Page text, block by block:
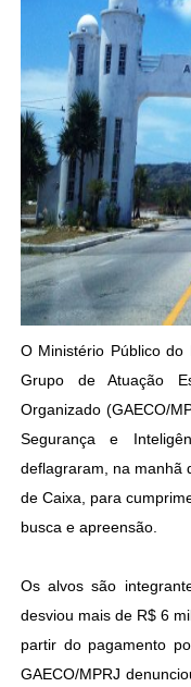
O Ministério Público
Grupo de Atuação
Organizado (GAECO/
Segurança e
deflagraram, na manhã
de Caixa, para
busca e apreensão.
Os alvos são
desviou mais de R$ 6
partir do pagamento
GAECO/MPRJ